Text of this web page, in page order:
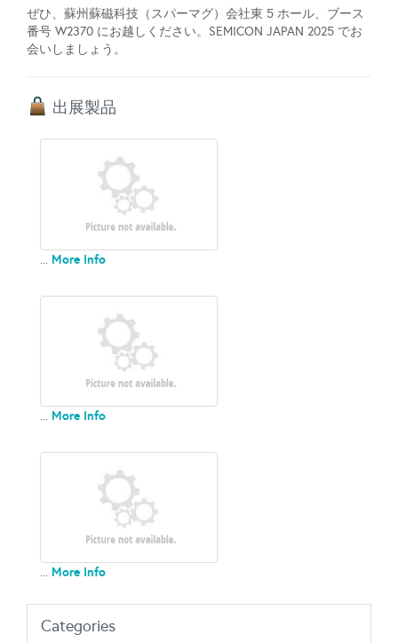
ぜひ、蘇州蘇磁科技（スパーマグ）会社東 5 ホール、ブース
番号 W2370 にお越しください。SEMICON JAPAN 2025 でお
会いしましょう。
出展製品
... More Info
... More Info
... More Info
Categories